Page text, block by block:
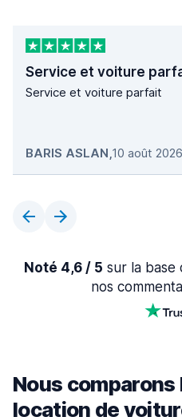
Service et voiture
Service et voiture parfait
BARIS ASLAN,10 août 2026
Noté 4,6 / 5 sur la base
nos
Nous comparons
location de